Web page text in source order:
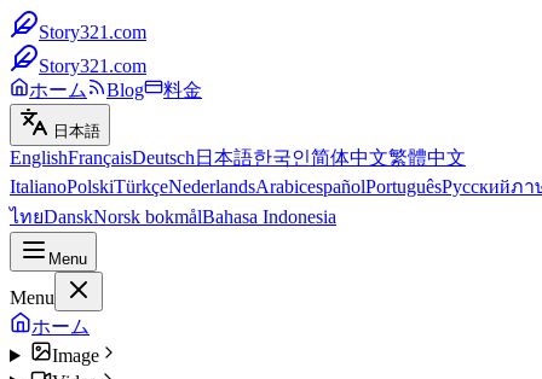
Story321.com
Story321.com
ホーム
Blog 料金
日本語
EnglishFrançaisDeutsch 日本語한국인简体中文繁體中文
ItalianoPolskiTürkçeNederlandsArabicespañolPortuguêsРусскийภา
ไทยDanskNorsk bokmålBahasa Indonesia
Menu
Menu
ホーム
Image